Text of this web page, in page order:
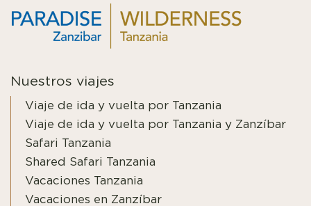
Nuestros viajes
Viaje de ida y vuelta por Tanzania
Viaje de ida y vuelta por Tanzania y Zanzíbar
Safari Tanzania
Shared Safari Tanzania
Vacaciones Tanzania
Vacaciones en Zanzíbar